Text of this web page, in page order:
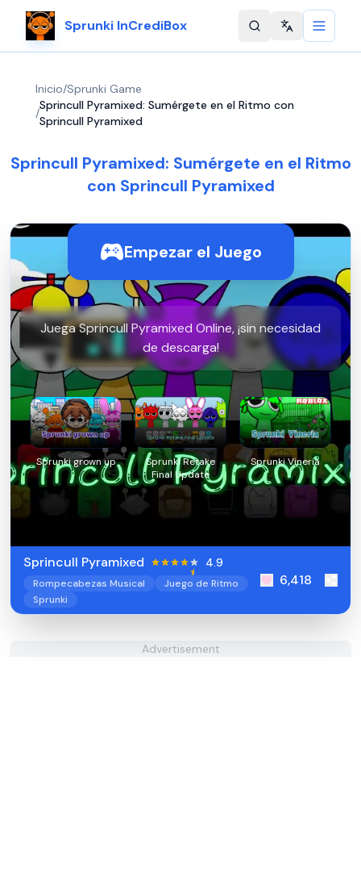
Sprunki InCrediBox Change
Inicio/Sprunki Game
/
Sprincull Pyramixed: Sumérgete en el Ritmo con
Sprincull Pyramixed
Sprincull Pyramixed: Sumérgete en el Ritmo
con Sprincull Pyramixed
Empezar el Juego
Juega Sprincull Pyramixed Online, ¡sin necesidad
de descarga!
Sprunki grown up
Sprunki Retake
Final Update
Sprunki Vineria
Sprincull Pyramixed 4.9
Rompecabezas Musical
Juego de Ritmo
Sprunki
6,418
Advertisement